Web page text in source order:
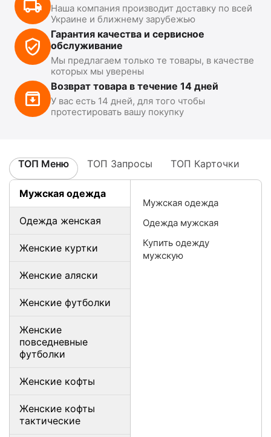
Наша компания производит доставку по всей
Украине и ближнему зарубежью
Гарантия качества и сервисное
обслуживание
Мы предлагаем только те товары, в качестве
которых мы уверены
Возврат товара в течение 14 дней
У вас есть 14 дней, для того чтобы
протестировать вашу покупку
ТОП Меню ТОП Запросы ТОП Карточки
Мужская одежда
Одежда женская
Женские куртки
Женские аляски
Женские футболки
Женские
повседневные
футболки
Женские кофты
Женские кофты
тактические
Мужская одежда
Одежда мужская
Купить одежду
мужскую